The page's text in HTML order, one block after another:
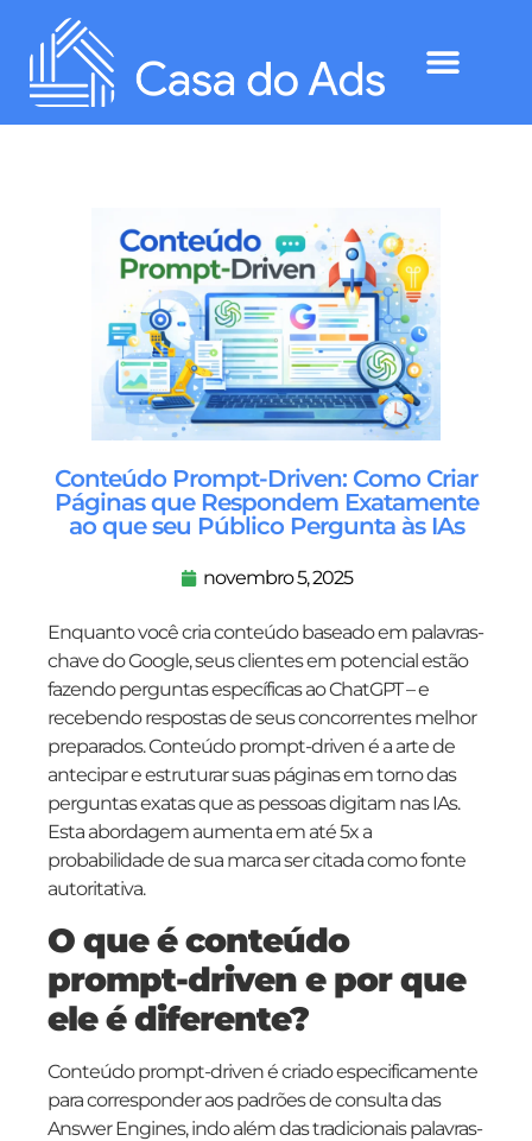
Conteúdo Prompt-Driven: Como Criar
Páginas que Respondem Exatamente
ao que seu Público Pergunta às IAs
novembro 5, 2025
Enquanto você cria conteúdo baseado em palavras-
chave do Google, seus clientes em potencial estão
fazendo perguntas específicas ao ChatGPT – e
recebendo respostas de seus concorrentes melhor
preparados. Conteúdo prompt-driven é a arte de
antecipar e estruturar suas páginas em torno das
perguntas exatas que as pessoas digitam nas IAs.
Esta abordagem aumenta em até 5x a
probabilidade de sua marca ser citada como fonte
autoritativa.
O que é conteúdo
prompt-driven e por que
ele é diferente?
Conteúdo prompt-driven é criado especificamente
para corresponder aos padrões de consulta das
Answer Engines, indo além das tradicionais palavras-